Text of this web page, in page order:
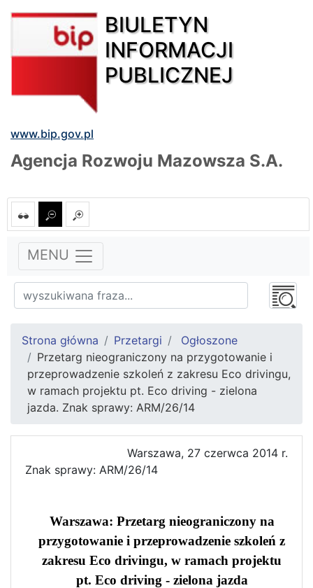
BIULETYN
INFORMACJI
PUBLICZNEJ
www.bip.gov.pl
Agencja Rozwoju Mazowsza S.A.
MENU
Strona główna Przetargi
Ogłoszone
Przetarg nieograniczony na przygotowanie i
przeprowadzenie szkoleń z zakresu Eco drivingu,
w ramach projektu pt. Eco driving - zielona
jazda. Znak sprawy: ARM/26/14
Warszawa, 27 czerwca 2014 r.
Znak sprawy: ARM/26/14
Warszawa: Przetarg nieograniczony na
przygotowanie i przeprowadzenie szkoleń z
zakresu Eco drivingu, w ramach projektu
pt. Eco driving - zielona jazda